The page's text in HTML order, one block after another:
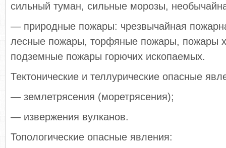
сильный туман, сильные морозы,
— природные пожары: чрезвычайная
лесные пожары, торфяные пожары, пожары
подземные пожары горючих ископаемых.
Тектонические и теллурические опасные
— землетрясения (моретрясения);
— извержения вулканов.
Топологические опасные явления: